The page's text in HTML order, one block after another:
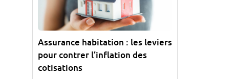
Assurance habitation : les leviers
pour contrer l’inflation des
cotisations